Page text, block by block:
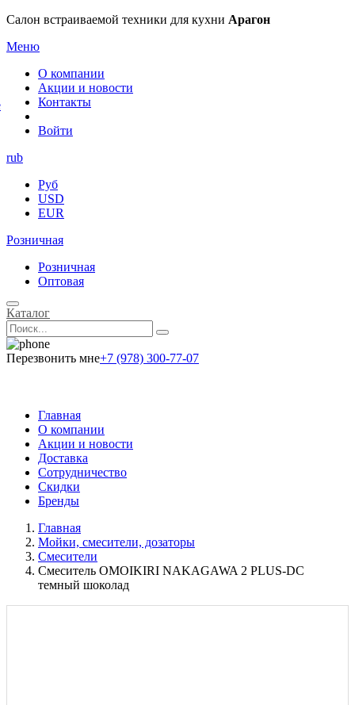
Салон встраиваемой техники для кухни Арагон
Меню
О компании
Акции и новости
Контакты
Войти
rub
Руб
USD
EUR
Розничная
Розничная
Оптовая
Каталог
Перезвонить мне+7 (978) 300-77-07
Главная
О компании
Акции и новости
Доставка
Сотрудничество
Скидки
Бренды
Главная
Мойки, смесители, дозаторы
Смесители
Смеситель OMOIKIRI NAKAGAWA 2 PLUS-DC
темный шоколад